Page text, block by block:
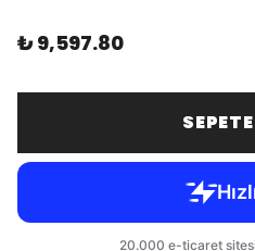
₺ 9,597.80